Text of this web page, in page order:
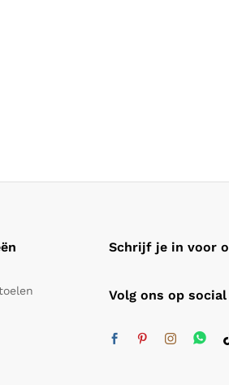
Schrijf je in voor
Volg ons op